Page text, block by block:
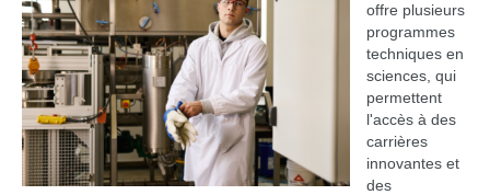
offre plusieurs
programmes
techniques en
sciences, qui
permettent
l'accès à des
carrières
innovantes et
des